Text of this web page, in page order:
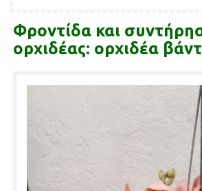
Φροντίδα και
ορχιδέας: ορχιδέα